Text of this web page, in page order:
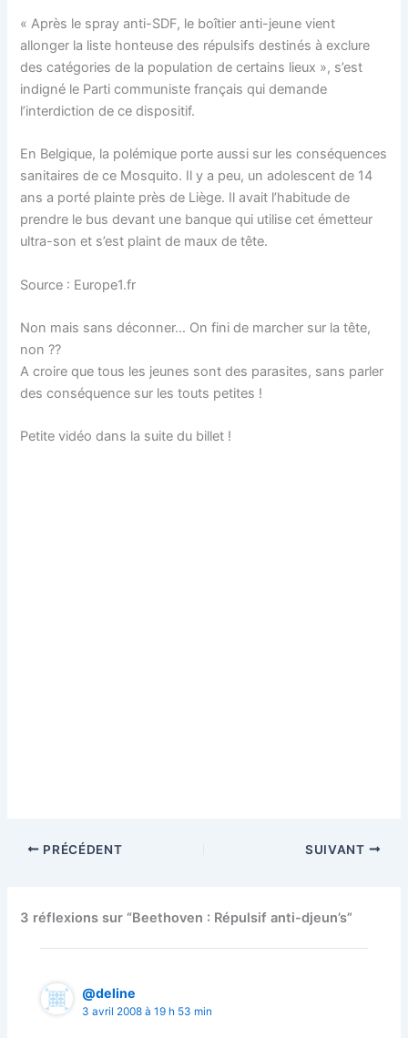
« Après le spray anti-SDF, le boîtier anti-jeune vient
allonger la liste honteuse des répulsifs destinés à exclure
des catégories de la population de certains lieux », s’est
indigné le Parti communiste français qui demande
l’interdiction de ce dispositif.
En Belgique, la polémique porte aussi sur les conséquences
sanitaires de ce Mosquito. Il y a peu, un adolescent de 14
ans a porté plainte près de Liège. Il avait l’habitude de
prendre le bus devant une banque qui utilise cet émetteur
ultra-son et s’est plaint de maux de tête.
Source : Europe1.fr
Non mais sans déconner… On fini de marcher sur la tête,
non ??
A croire que tous les jeunes sont des parasites, sans parler
des conséquence sur les touts petites !
Petite vidéo dans la suite du billet !
PRÉCÉDENT SUIVANT
3 réflexions sur “Beethoven : Répulsif anti-djeun’s”
@deline
3 avril 2008 à 19 h 53 min